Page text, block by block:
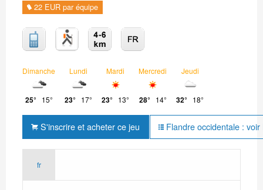
22 EUR par équipe
Dimanche
25° 15°
Lundi
23° 17°
Mardi
23° 13°
Mercredi
28° 14°
Jeudi
32° 18°
S'inscrire et acheter ce jeu Flandre occidentale :
fr